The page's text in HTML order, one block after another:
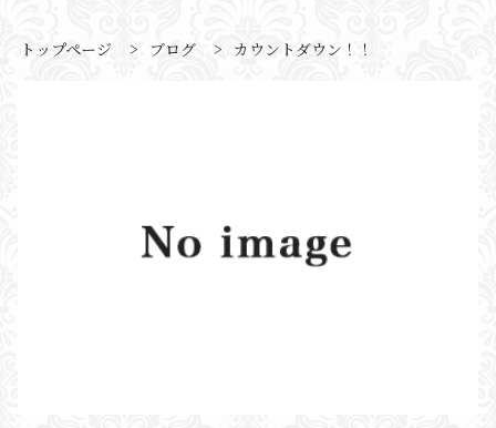
トップページ > ブログ > カウントダウン！！